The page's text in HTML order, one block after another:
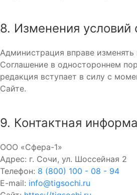
8. Изменения условий
Администрация вправе
Соглашение в одностороннем
редакция вступает в силу с
Сайте.
9. Контактная
ООО «Сфера-1»
Адрес: г. Сочи, ул. Шоссейная 2
Телефон: 8 (800) 100 - 08 - 94
E-mail: info@tigsochi.ru